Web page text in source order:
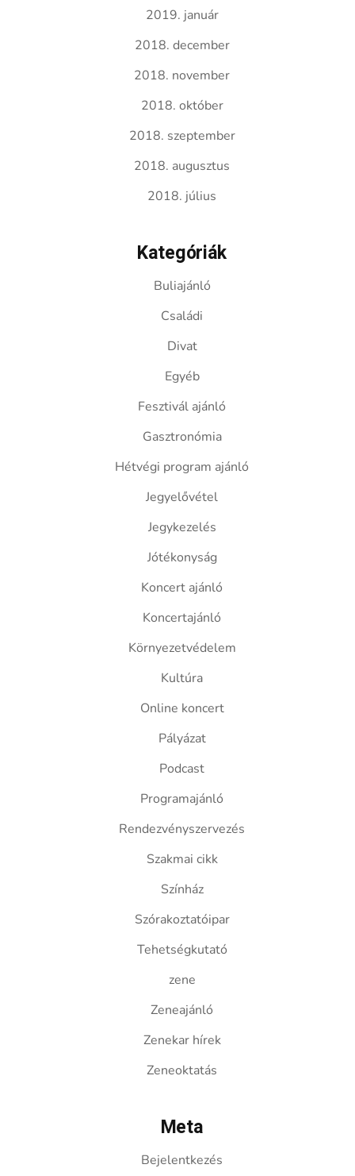
2019. január
2018. december
2018. november
2018. október
2018. szeptember
2018. augusztus
2018. július
Kategóriák
Buliajánló
Családi
Divat
Egyéb
Fesztivál ajánló
Gasztronómia
Hétvégi program ajánló
Jegyelővétel
Jegykezelés
Jótékonyság
Koncert ajánló
Koncertajánló
Környezetvédelem
Kultúra
Online koncert
Pályázat
Podcast
Programajánló
Rendezvényszervezés
Szakmai cikk
Színház
Szórakoztatóipar
Tehetségkutató
zene
Zeneajánló
Zenekar hírek
Zeneoktatás
Meta
Bejelentkezés